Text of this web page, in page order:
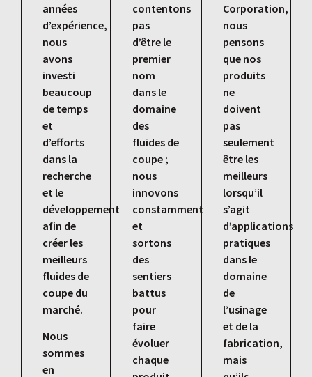
années
d’expérience,
nous
avons
investi
beaucoup
de temps
et
d’efforts
dans la
recherche
et le
développement
afin de
créer les
meilleurs
fluides de
coupe du
marché.
Nous
sommes
en
contentons
pas
d’être le
premier
nom
dans le
domaine
des
fluides de
coupe ;
nous
innovons
constamment
et
sortons
des
sentiers
battus
pour
faire
évoluer
chaque
Corporation,
nous
pensons
que nos
produits
ne
doivent
pas
seulement
être les
meilleurs
lorsqu’il
s’agit
d’applications
pratiques
dans le
domaine
de
l’usinage
et de la
fabrication,
mais